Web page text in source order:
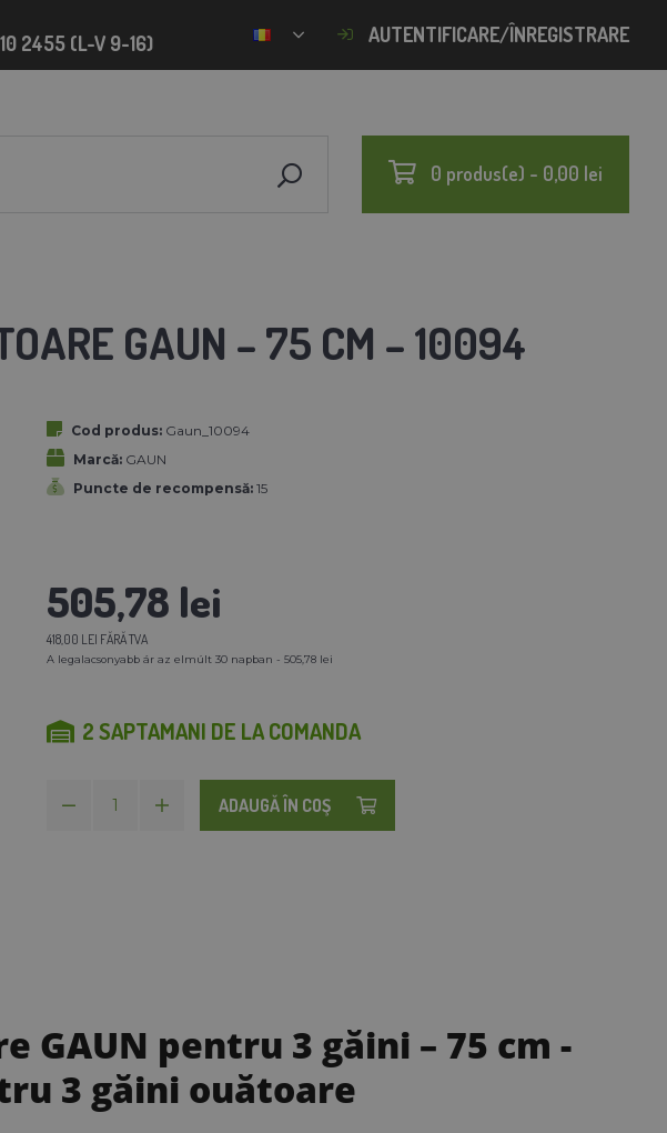
2455 (L-V 9-16) AUTENTIFICARE/ÎNREGISTRARE
0 produs(e) - 0,00 lei
GAUN – 75 CM – 10094
Cod produs: Gaun_10094
Marcă: GAUN
Puncte de recompensă: 15
505,78 lei
418,00 LEI FĂRĂ TVA
A legalacsonyabb ár az elmúlt 30 napban - 505,78 lei
2 SAPTAMANI DE LA COMANDA
ADAUGĂ ÎN COŞ
GAUN pentru 3 găini – 75 cm -
3 găini ouătoare